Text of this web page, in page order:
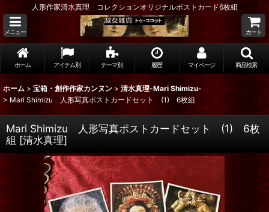
人形作家清水真理 コレクションオリジナルポストカード6枚組
メニュー カート
ホーム アイテム別 テーマ別 履歴 マイページ 商品検索
ホーム > 宝箱・創作作家カンヌン > 清水真理-Mari Shimizu-
> Mari Shimizu 人形写真ポストカードセット (1) 6枚組
Mari Shimizu 人形写真ポストカードセット (1) 6枚
組 [清水真理]